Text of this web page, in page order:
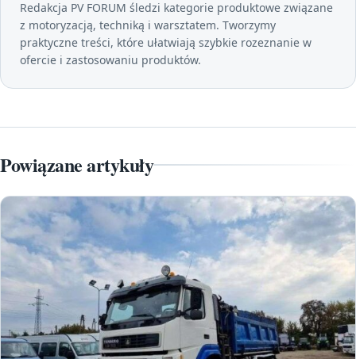
Redakcja PV FORUM śledzi kategorie produktowe związane
z motoryzacją, techniką i warsztatem. Tworzymy
praktyczne treści, które ułatwiają szybkie rozeznanie w
ofercie i zastosowaniu produktów.
Powiązane artykuły